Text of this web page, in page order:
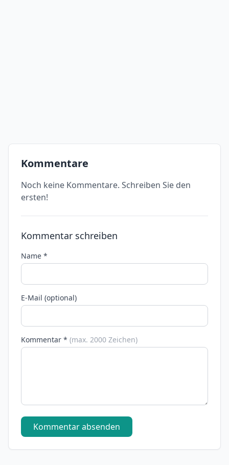
Kommentare
Noch keine Kommentare. Schreiben Sie den
ersten!
Kommentar schreiben
Name *
E-Mail (optional)
Kommentar * (max. 2000 Zeichen)
Kommentar absenden